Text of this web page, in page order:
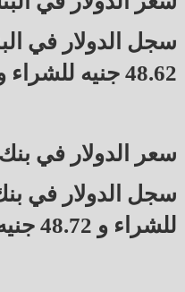
سجل الدولار في
48.62 جنيه للشراء و 48.72 جنيه للبيع.
سعر الدولار في
للشراء و 48.72 جنيه للبيع.